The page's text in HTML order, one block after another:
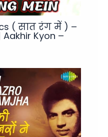
( सात रंग में ) –
Kyon –